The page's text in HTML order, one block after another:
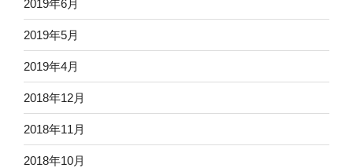
2019年6月
2019年5月
2019年4月
2018年12月
2018年11月
2018年10月